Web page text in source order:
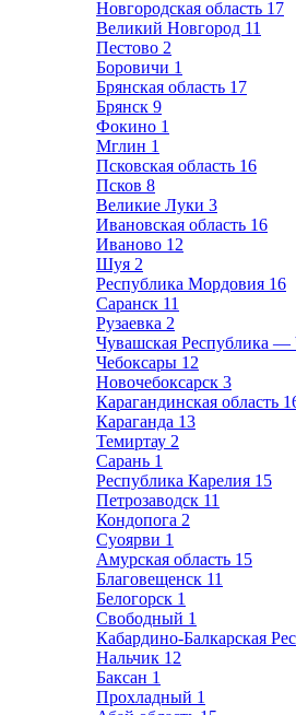
Новгородская область 17
Великий Новгород 11
Пестово 2
Боровичи 1
Брянская область 17
Брянск 9
Фокино 1
Мглин 1
Псковская область 16
Псков 8
Великие Луки 3
Ивановская область 16
Иваново 12
Шуя 2
Республика Мордовия 16
Саранск 11
Рузаевка 2
Чувашская Республика
Чебоксары 12
Новочебоксарск 3
Карагандинская область
Караганда 13
Темиртау 2
Сарань 1
Республика Карелия 15
Петрозаводск 11
Кондопога 2
Суоярви 1
Амурская область 15
Благовещенск 11
Белогорск 1
Свободный 1
Кабардино-Балкарская
Нальчик 12
Баксан 1
Прохладный 1